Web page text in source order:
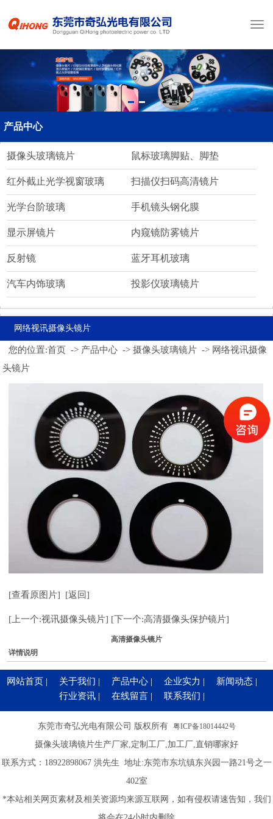
产品中心
摄像头玻璃镜片 鼠标玻璃脚贴、脚垫
红外截止光学视窗玻璃 扫描仪扫码高清镜片
光学台阶玻璃 手机镜头钢化膜
显示屏镜片 内窥镜防雾镜片
反射镜 蓝牙耳机玻璃
汽车内饰玻璃 投影仪玻璃镜片
网络视讯摄像头镜片
您的位置:首页 -> 产品中心 ->摄像头玻璃镜片 -> 网络视讯摄像
头镜片
[查看原图片] [返回]
[上一个:视讯摄像头镜片] [下一个:高清摄像头保护镜片]
高清摄像头镜片
详情说明
网站首页 | 关于我们 | 产品中心 | 企业实力 | 新闻动态 |
行业资讯 | 在线留言 | 联系我们 |
东莞市奇弘光电有限公司 版权所有 粤ICP备18014442号
摄像头玻璃镜片生产厂家,定制工厂,加工厂,直销哪家好
联系方式： 18922898067洪先生 地址:东莞市东坑镇东兴园一路21号之一
402室
*本站相关网页素材及相关资源均来源互联网，如有侵权请速告知，我们